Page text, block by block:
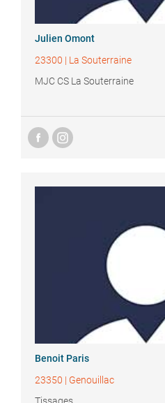
Julien Omont
23300 | La Souterraine
MJC CS La Souterraine
Benoit Paris
23350 | Genouillac